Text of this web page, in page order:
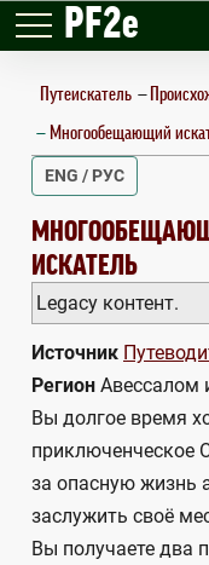
PF2e
Путеискатель —
Многообещающий
ENG / РУС
ИСКАТЕЛЬ
PATHFINDER
Legacy контент.
Источник
Регион Авессалом
Вы долгое время
приключенческое
за опасную жизнь
заслужить своё
Вы получаете два